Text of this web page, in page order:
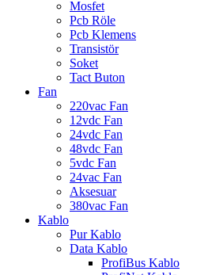
Mosfet
Pcb Röle
Pcb Klemens
Transistör
Soket
Tact Buton
Fan
220vac Fan
12vdc Fan
24vdc Fan
48vdc Fan
5vdc Fan
24vac Fan
Aksesuar
380vac Fan
Kablo
Pur Kablo
Data Kablo
ProfiBus Kablo